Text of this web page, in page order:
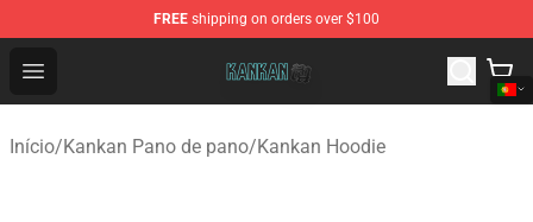
FREE shipping on orders over $100
Open menu
Kankan Store - Official Kankan Merchandise Shop
Início/Kankan Pano de pano/Kankan Hoodie